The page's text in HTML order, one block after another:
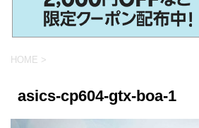
HOME >
asics-cp604-gtx-boa-1